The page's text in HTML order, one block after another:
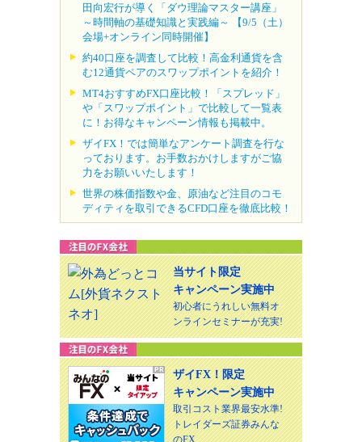
田向宏行が導く「ダウ理論マスター講座」
～時間軸の基礎知識と実践編～ 【9/5（土）
会場+オンライン同時開催】
約40口座を調査して比較！高金利通貨を含
む12通貨ペアのスワップポイントを紹介！
MT4おすすめFX口座比較！「スプレッド」
や「スワップポイント」で比較して一覧表
に！お得なキャンペーン情報も掲載中。
ザイFX！では簡単なアンケート調査を行な
っております。お手数おかけしますがご協
力をお願いいたします！
世界の株価指数や金、原油など注目のコモ
ディティを取引できるCFD口座を徹底比較！
当サイト限定
キャンペーン実施中
初心者にうれしい無料オ
ンラインセミナーが充実!
ザイFX！限定
キャンペーン実施中
取引コスト業界最安水準!
トレイダーズ証券みんな
のFX